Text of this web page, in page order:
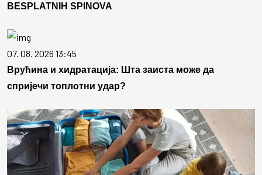
BESPLATNIH SPINOVA
07. 08. 2026 13:45
Врућина и хидратација: Шта заиста може да
спријечи топлотни удар?